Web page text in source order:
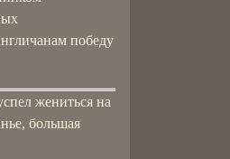
победу
жениться на
большая